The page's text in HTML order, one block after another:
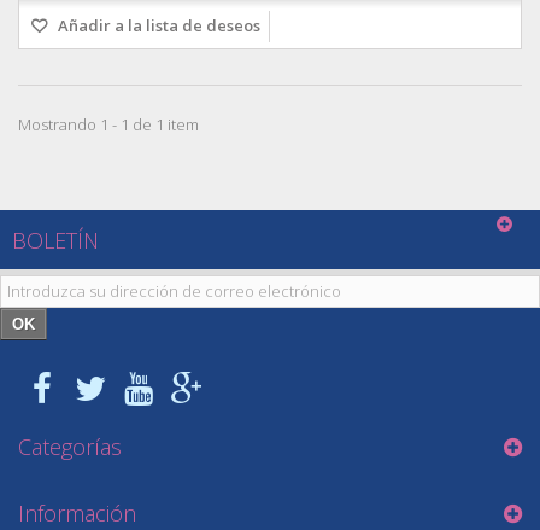
Añadir a la lista de deseos
Mostrando 1 - 1 de 1 item
BOLETÍN
OK
Categorías
Información